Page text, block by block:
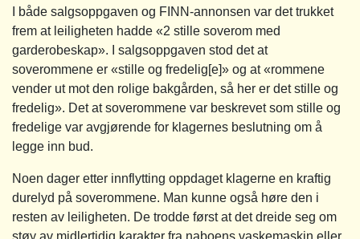
I både salgsoppgaven og FINN-annonsen var det trukket
frem at leiligheten hadde «2 stille soverom med
garderobeskap». I salgsoppgaven stod det at
soverommene er «stille og fredelig[e]» og at «rommene
vender ut mot den rolige bakgården, så her er det stille og
fredelig». Det at soverommene var beskrevet som stille og
fredelige var avgjørende for klagernes beslutning om å
legge inn bud.
Noen dager etter innflytting oppdaget klagerne en kraftig
durelyd på soverommene. Man kunne også høre den i
resten av leiligheten. De trodde først at det dreide seg om
støy av midlertidig karakter fra naboens vaskemaskin eller